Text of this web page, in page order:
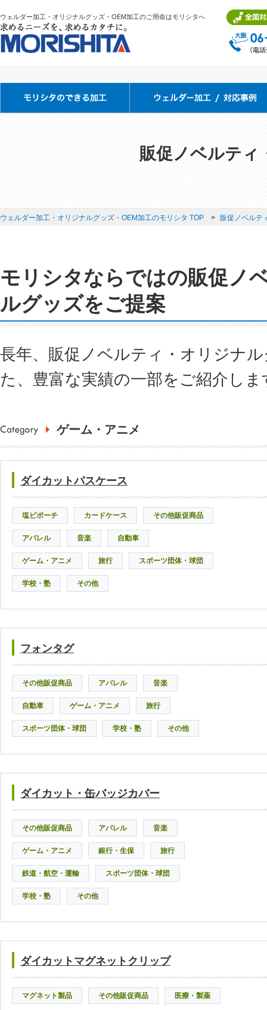
ウェルダー加工・オリジナルグッズ・OEM加工のご用命はモリシタへ
販促ノベルティ
ウェルダー加工・オリジナルグッズ・OEM加工のモリシタ TOP 販促ノベルテ
モリシタならではの販促ノ
ルグッズをご提案
長年、販促ノベルティ・オリジナ
た、豊富な実績の一部をご紹介しま
ゲーム・アニメ
ダイカットパスケース
塩ビポーチ カードケース その他販促商品
アパレル 音楽 自動車
ゲーム・アニメ 旅行 スポーツ団体・球団
学校・塾 その他
フォンタグ
その他販促商品 アパレル 音楽
自動車 ゲーム・アニメ 旅行
スポーツ団体・球団 学校・塾 その他
ダイカット・缶バッジカバー
その他販促商品 アパレル 音楽
ゲーム・アニメ 銀行・生保 旅行
鉄道・航空・運輸 スポーツ団体・球団
学校・塾 その他
ダイカットマグネットクリップ
マグネット製品 その他販促商品 医療・製薬